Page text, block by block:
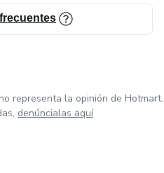
representa la opinión de Hotmart.
denúncialas aquí